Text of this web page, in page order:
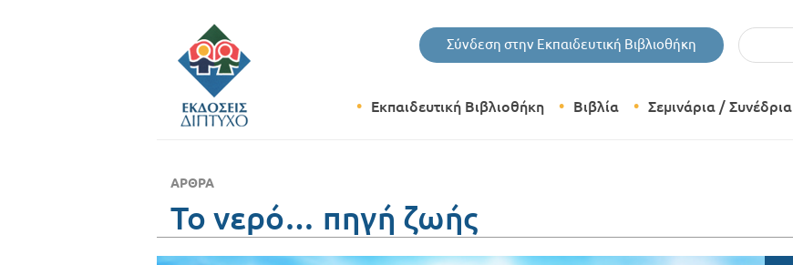
Σύνδεση στην Εκπαιδευτική Βιβλιοθήκη
Εκπαιδευτική Βιβλιοθήκη Βιβλία Σεμινάρια / Συνέδρια
ΆΡΘΡΑ
Το νερό… πηγή ζωής